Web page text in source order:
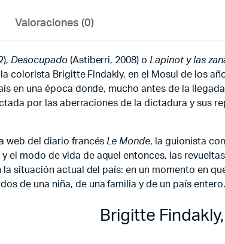
Valoraciones (0)
Desocupado(Astiberri, 2008) o Lapinot y las
colorista Brigitte Findakly, en el Mosul de los
en una época donde, mucho antes de la
por las aberraciones de la dictadura y sus
web del diario francés Le Monde, la guionista
el modo de vida de aquel entonces, las
situación actual del país: en un momento en
de una niña, de una familia y de un país entero.
Brigitte